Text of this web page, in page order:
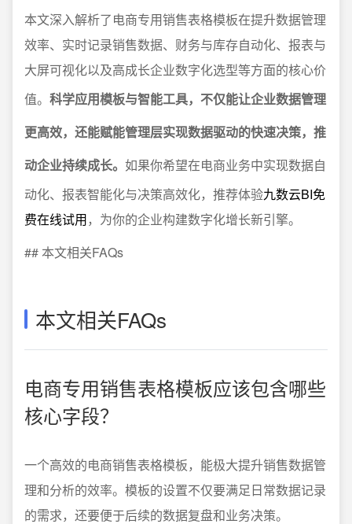
本文深入解析了电商专用销售表格模板在提升数据管理
效率、实时记录销售数据、财务与库存自动化、报表与
大屏可视化以及高成长企业数字化选型等方面的核心价
值。 科学应用模板与智能工具，不仅能让企业数据管理
更高效，还能赋能管理层实现数据驱动的快速决策，推
动企业持续成长。 如果你希望在电商业务中实现数据自
动化、报表智能化与决策高效化，推荐体验九数云BI免
费在线试用，为你的企业构建数字化增长新引擎。
## 本文相关FAQs
本文相关FAQs
电商专用销售表格模板应该包含哪些
核心字段？
一个高效的电商销售表格模板，能极大提升销售数据管
理和分析的效率。模板的设置不仅要满足日常数据记录
的需求，还要便于后续的数据复盘和业务决策。